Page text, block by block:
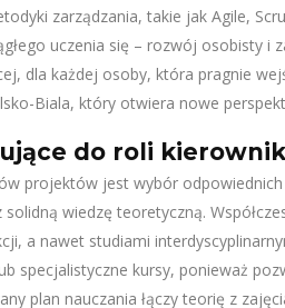
zarządzania, takie jak Agile,
uczenia się – rozwój osobisty i
dla każdej osoby, która pragnie
Biala, który otwiera nowe
do roli
projektów jest wybór
wiedzę teoretyczną.
a nawet studiami
specjalistyczne kursy, ponieważ
plan nauczania łączy teorię z